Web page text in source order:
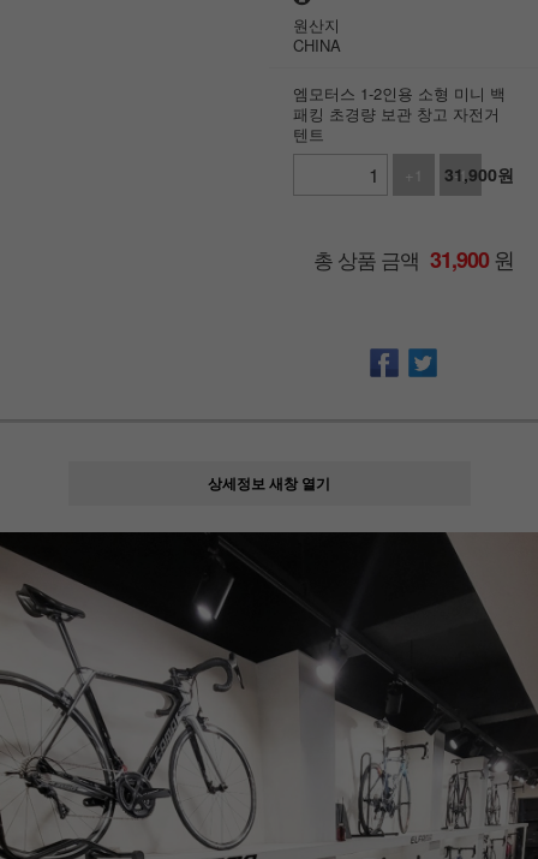
원산지
CHINA
엠모터스 1-2인용 소형 미니 백
패킹 초경량 보관 창고 자전거
텐트
+1
-1
31,900원
총 상품 금액 31,900원
상세정보 새창 열기